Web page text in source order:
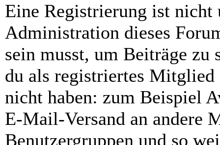
Eine Registrierung ist
Administration dieses
sein musst, um Beiträge
du als registriertes Mitglied
nicht haben: zum Beispiel
E-Mail-Versand an andere
Benutzergruppen und so